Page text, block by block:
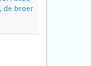
de broer